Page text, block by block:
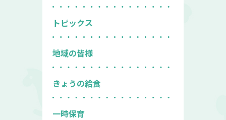
トピックス
地域の皆様
きょうの給食
一時保育